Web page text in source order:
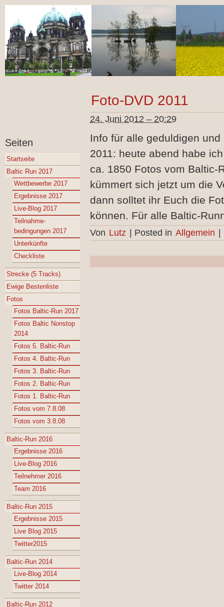
Seiten
Startseite
Baltic Run 2017
Wettbewerbe 2017
Ergebnisse 2017
Live-Blog 2017
Teilnahme-
bedingungen 2017
Unterkünfte
Checkliste
Strecke (5 Tracks)
Ewige Bestenliste
Fotos
Fotos Baltic-Run 2017
Fotos Baltic Nonstop
2014
Fotos 5. Baltic-Run
Fotos 4. Baltic-Run
Fotos 3. Baltic-Run
Fotos 2. Baltic-Run
Fotos 1. Baltic-Run
Fotos vom 7.8.08
Fotos vom 3.8.08
Baltic-Run 2016
Ergebnisse 2016
Live-Blog 2016
Teilnehmer 2016
Team 2016
Baltic-Run 2015
Ergebnisse 2015
Live Blog 2015
Twitter2015
Baltic-Run 2014
Live-Blog 2014
Twitter 2014
Baltic-Run 2012
Foto-DVD 2011
24. Juni 2012 – 20:29
Info für alle geduldigen
2011: heute abend habe
ca. 1850 Fotos vom Baltic-
kümmert sich jetzt um die
dann solltet ihr Euch die
können. Für alle Baltic-
Von Lutz Posted in Allgemein